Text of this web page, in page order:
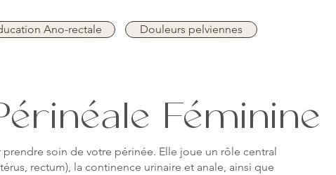
Ano-rectale Douleurs pelviennes
Féminine
soin de votre périnée. Elle joue un rôle central
rectum), la continence urinaire et anale, ainsi que